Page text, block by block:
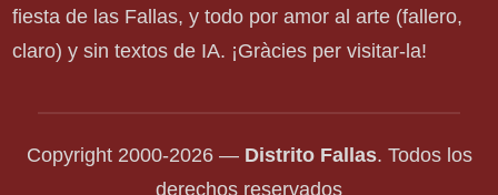
fiesta de las Fallas, y todo por amor al arte (fallero,
claro) y sin textos de IA. ¡Gràcies per visitar-la!
Copyright 2000-2026 — Distrito Fallas. Todos los
derechos reservados